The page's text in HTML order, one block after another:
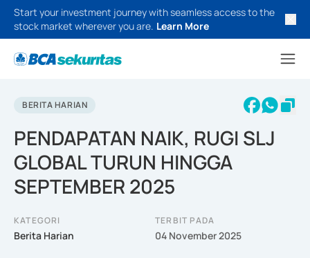
Start your investment journey with seamless access to the
stock market wherever you are. Learn More
BERITA HARIAN
PENDAPATAN NAIK, RUGI SLJ
GLOBAL TURUN HINGGA
SEPTEMBER 2025
KATEGORI
Berita Harian
TERBIT PADA
04 November 2025